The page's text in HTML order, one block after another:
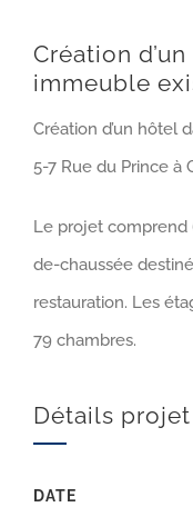
Création
immeuble
Création d’un hôtel
5-7 Rue du Prince à
Le projet comprend
de-chaussée
restauration. Les
79 chambres.
Détails projet
DATE